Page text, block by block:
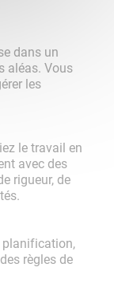
dans un
aléas. Vous
les
le travail en
avec des
rigueur, de
planification,
règles de